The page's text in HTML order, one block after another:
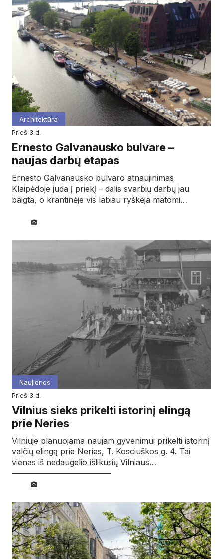
Architektūra
prieš 3 d.
Ernesto Galvanausko bulvare –
naujas darbų etapas
Ernesto Galvanausko bulvaro atnaujinimas
Klaipėdoje juda į priekį – dalis svarbių darbų jau
baigta, o krantinėje vis labiau ryškėja matomi…
Naujienos
prieš 3 d.
Vilnius sieks prikelti istorinį elingą
prie Neries
Vilniuje planuojama naujam gyvenimui prikelti istorinį
valčių elingą prie Neries, T. Kosciuškos g. 4. Tai
vienas iš nedaugelio išlikusių Vilniaus…